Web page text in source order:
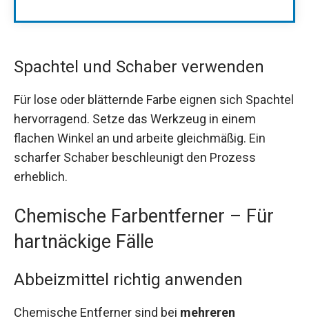
Spachtel und Schaber verwenden
Für lose oder blätternde Farbe eignen sich Spachtel
hervorragend. Setze das Werkzeug in einem
flachen Winkel an und arbeite gleichmäßig. Ein
scharfer Schaber beschleunigt den Prozess
erheblich.
Chemische Farbentferner – Für
hartnäckige Fälle
Abbeizmittel richtig anwenden
Chemische Entferner sind bei mehreren